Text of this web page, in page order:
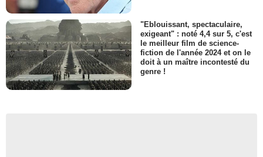
"Eblouissant, spectaculaire,
exigeant" : noté 4,4 sur 5, c'est
le meilleur film de science-
fiction de l'année 2024 et on le
doit à un maître incontesté du
genre !